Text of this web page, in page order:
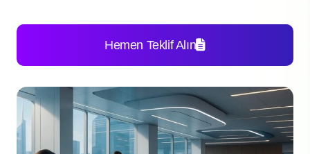
Hemen Teklif Alın